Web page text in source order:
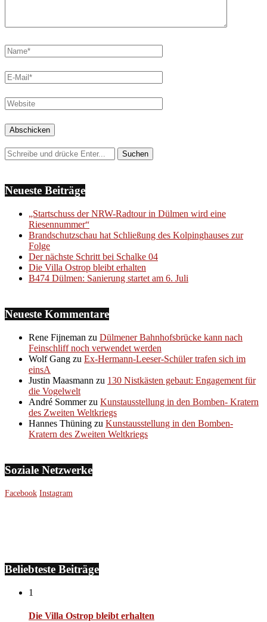
Neueste Beiträge
„Startschuss der NRW-Radtour in Dülmen wird eine
Riesennummer“
Brandschutzschau hat Schließung des Kolpinghauses zur
Folge
Der nächste Schritt bei Schalke 04
Die Villa Ostrop bleibt erhalten
B474 Dülmen: Sanierung startet am 6. Juli
Neueste Kommentare
Rene Fijneman zu Dülmener Bahnhofsbrücke kann nach
Feinschliff noch verwendet werden
Wolf Gang zu Ex-Hermann-Leeser-Schüler trafen sich im
einsA
Justin Maasmann zu 130 Nistkästen gebaut: Engagement für
die Vogelwelt
André Sommerzu Kunstausstellung in den Bomben- Kratern
des Zweiten Weltkriegs
Hannes Thüning zu Kunstausstellung in den Bomben-
Kratern des Zweiten Weltkriegs
Soziale Netzwerke
Facebook Instagram
Beliebteste Beiträge
1
Die Villa Ostrop bleibt erhalten